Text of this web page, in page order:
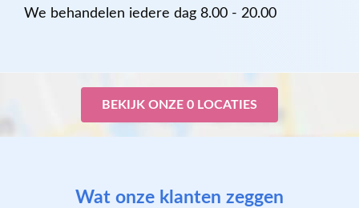
We behandelen iedere dag 8.00 - 20.00
BEKIJK ONZE 0 LOCATIES
Wat onze klanten zeggen